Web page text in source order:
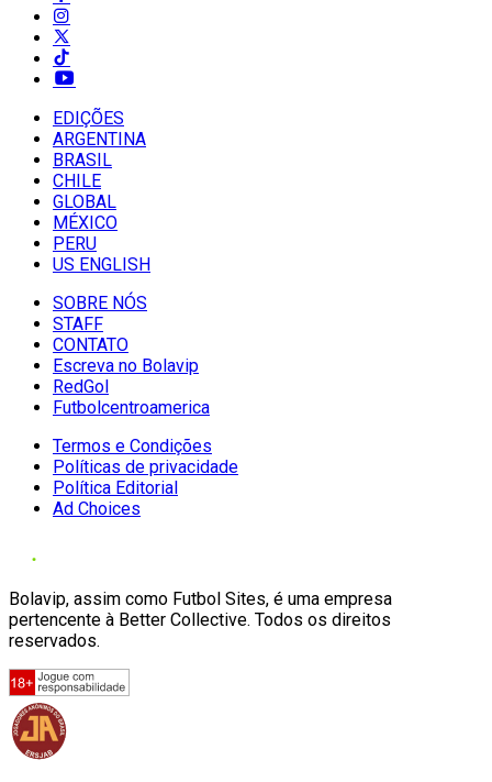
EDIÇÕES
ARGENTINA
BRASIL
CHILE
GLOBAL
MÉXICO
PERU
US ENGLISH
SOBRE NÓS
STAFF
CONTATO
Escreva no Bolavip
RedGol
Futbolcentroamerica
Termos e Condições
Políticas de privacidade
Política Editorial
Ad Choices
Bolavip, assim como Futbol Sites, é uma empresa
pertencente à Better Collective. Todos os direitos
reservados.